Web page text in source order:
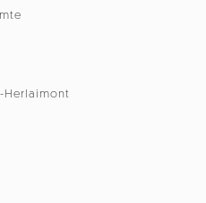
Herlaimont